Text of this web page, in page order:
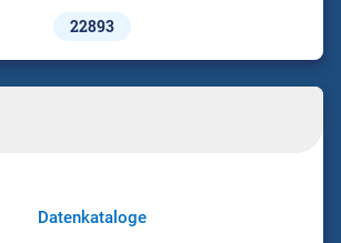
22893
Datenkataloge